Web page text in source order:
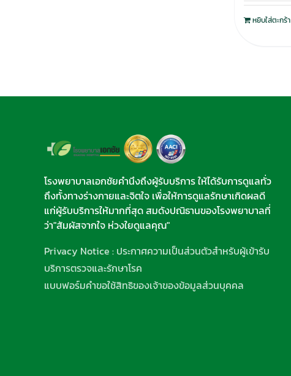
หยิบใส่ตะกร้า
โรงพยาบาลเอกชัยคำนึงถึงผู้รับบริการ ให้ได้รับการดูแลทั่ว
ถึงทั้งทางร่างกายและจิตใจ เพื่อให้การดูแลรักษาเกิดผลดี
แก่ผู้รับบริการให้มากที่สุด สมดังปณิธานของโรงพยาบาลที่
ว่า"สัมผัสจากใจ ห่วงใยดูแลคุณ"
Privacy Notice : ประกาศความเป็นส่วนตัวสำหรับผู้เข้ารับ
บริการตรวจและรักษาโรค
แบบฟอร์มคำขอใช้สิทธิของเจ้าของข้อมูลส่วนบุคคล